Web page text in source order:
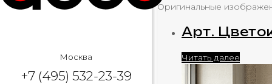
Москва
+7 (495) 532-23-39
Оригинальные
Арт.
Читать далее